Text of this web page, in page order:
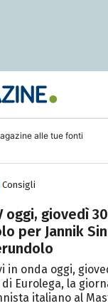
alle tue fonti
Consigli
oggi, giovedì
per Jannik
in onda oggi,
Eurolega, la
italiano al